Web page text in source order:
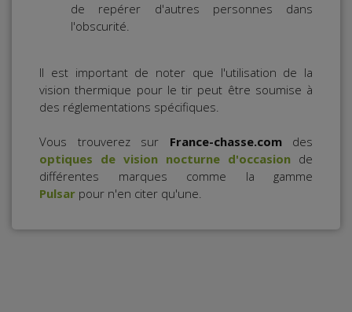
de repérer d'autres personnes dans
l'obscurité.
Il est important de noter que l'utilisation de la
vision thermique pour le tir peut être soumise à
des réglementations spécifiques.
Vous trouverez sur France-chasse.comdes
optiques de vision nocturne d'occasion de
différentes marques comme la gamme
Pulsar pour n'en citer qu'une.